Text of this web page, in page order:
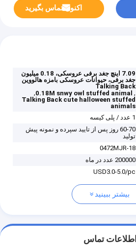
اکنون تماس بگیرید
7.09 اینچ جغد برفی عروسکی، 0.18 میلیون
جغد برفی، حیوانات عروسکی بامزه هالووین
Talking Back
,
0.18M snwy owl stuffed animal
,
Talking Back cute halloween stuffed
animals
1 عدد / پلی کیسه
60-70 روز پس از تایید سپرده و نمونه پیش
تولید
0472MJR-18
200000 عدد در ماه
USD3.0-5.0/pc
بیشتر ببینید
اطلاعات تماس